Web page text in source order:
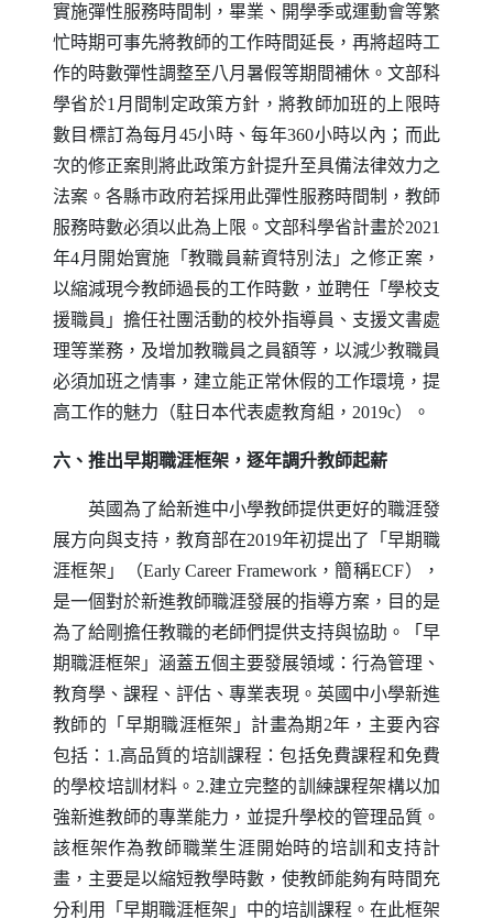
實施彈性服務時間制，畢業、開學季或運動會等繁
忙時期可事先將教師的工作時間延長，再將超時工
作的時數彈性調整至八月暑假等期間補休。文部科
學省於1月間制定政策方針，將教師加班的上限時
數目標訂為每月45小時、每年360小時以內；而此
次的修正案則將此政策方針提升至具備法律效力之
法案。各縣巿政府若採用此彈性服務時間制，教師
服務時數必須以此為上限。文部科學省計畫於2021
年4月開始實施「教職員薪資特別法」之修正案，
以縮減現今教師過長的工作時數，並聘任「學校支
援職員」擔任社團活動的校外指導員、支援文書處
理等業務，及增加教職員之員額等，以減少教職員
必須加班之情事，建立能正常休假的工作環境，提
高工作的魅力（駐日本代表處教育組，2019c）。
六、推出早期職涯框架，逐年調升教師起薪
英國為了給新進中小學教師提供更好的職涯發
展方向與支持，教育部在2019年初提出了「早期職
涯框架」（Early Career Framework，簡稱ECF），
是一個對於新進教師職涯發展的指導方案，目的是
為了給剛擔任教職的老師們提供支持與協助。「早
期職涯框架」涵蓋五個主要發展領域：行為管理、
教育學、課程、評估、專業表現。英國中小學新進
教師的「早期職涯框架」計畫為期2年，主要內容
包括：1.高品質的培訓課程：包括免費課程和免費
的學校培訓材料。2.建立完整的訓練課程架構以加
強新進教師的專業能力，並提升學校的管理品質。
該框架作為教師職業生涯開始時的培訓和支持計
畫，主要是以縮短教學時數，使教師能夠有時間充
分利用「早期職涯框架」中的培訓課程。在此框架